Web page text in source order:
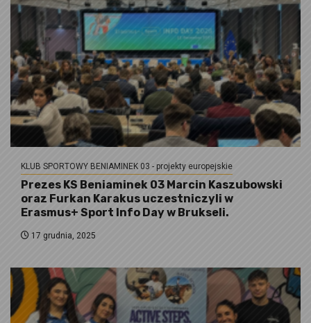
KLUB SPORTOWY BENIAMINEK 03 - projekty europejskie
Prezes KS Beniaminek 03 Marcin Kaszubowski
oraz Furkan Karakus uczestniczyli w
Erasmus+ Sport Info Day w Brukseli.
17 grudnia, 2025